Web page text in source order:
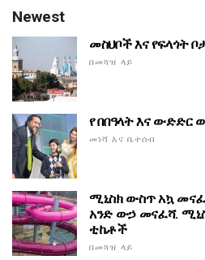
Newest
መስህቦች እና የፍላጎት
በመጓዝ ላይ
የ በበዓላት እና ውድድር
መነሻ እና ቤተሰብ
ሚኒስክ ውስጥ አኳ
አንድ ውኃ መናፈሻ.
ቲኬቶች
በመጓዝ ላይ